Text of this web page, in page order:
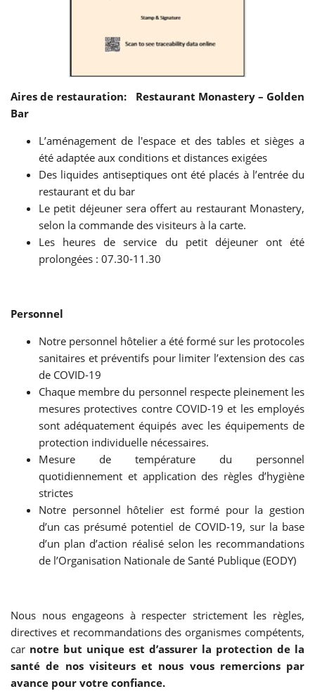
Aires de restauration: Restaurant Monastery – Golden
Bar
L’aménagement de l'espace et des tables et sièges a
été adaptée aux conditions et distances exigées
Des liquides antiseptiques ont été placés à l’entrée du
restaurant et du bar
Le petit déjeuner sera offert au restaurant Monastery,
selon la commande des visiteurs à la carte.
Les heures de service du petit déjeuner ont été
prolongées : 07.30-11.30
Personnel
Notre personnel hôtelier a été formé sur les protocoles
sanitaires et préventifs pour limiter l’extension des cas
de COVID-19
Chaque membre du personnel respecte pleinement les
mesures protectives contre COVID-19 et les employés
sont adéquatement équipés avec les équipements de
protection individuelle nécessaires.
Mesure de température du personnel
quotidiennement et application des règles d’hygiène
strictes
Notre personnel hôtelier est formé pour la gestion
d’un cas présumé potentiel de COVID-19, sur la base
d’un plan d’action réalisé selon les recommandations
de l’Organisation Nationale de Santé Publique (EODY)
Nous nous engageons à respecter strictement les règles,
directives et recommandations des organismes compétents,
car notre but unique est d’assurer la protection de la
santé de nos visiteurs et nous vous remercions par
avance pour votre confiance.